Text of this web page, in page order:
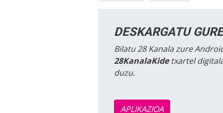
DESKARGATU
Bilatu 28 Kanala zure
28KanalaKidetxartel
duzu.
APLIKAZIOA